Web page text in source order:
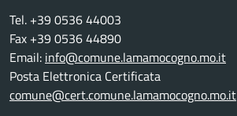
Tel. +39 0536 44003
Fax +39 0536 44890
Email: info@comune.lamamocogno.mo.it
Posta Elettronica Certificata
comune@cert.comune.lamamocogno.mo.it